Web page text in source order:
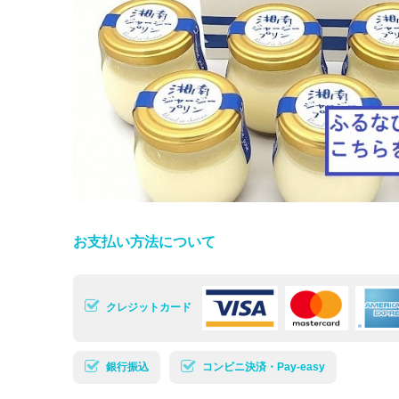
お支払い方法について
クレジットカード
銀行振込 コンビニ決済・Pay-easy